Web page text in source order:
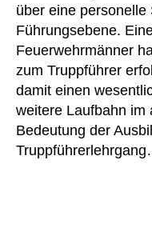
über eine personelle
Führungsebene.
Feuerwehrmänner
zum Truppführer
damit einen
weitere Laufbahn im
Bedeutung der